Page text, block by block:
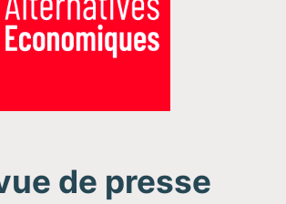
de presse